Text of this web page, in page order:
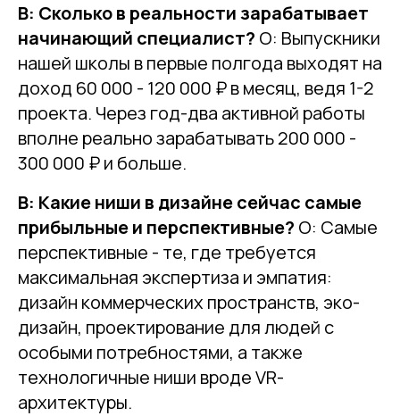
В: Сколько в реальности зарабатывает
начинающий специалист? О: Выпускники
нашей школы в первые полгода выходят на
доход 60 000 - 120 000 ₽ в месяц, ведя 1-2
проекта. Через год-два активной работы
вполне реально зарабатывать 200 000 -
300 000 ₽ и больше.
В: Какие ниши в дизайне сейчас самые
прибыльные и перспективные? О: Самые
перспективные - те, где требуется
максимальная экспертиза и эмпатия:
дизайн коммерческих пространств, эко-
дизайн, проектирование для людей с
особыми потребностями, а также
технологичные ниши вроде VR-
архитектуры.